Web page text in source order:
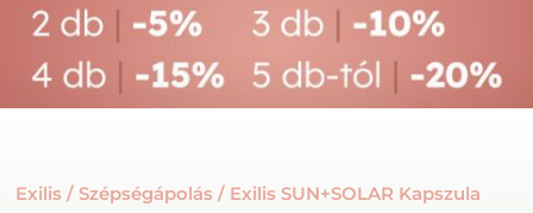
Exilis /Szépségápolás / Exilis SUN+SOLAR Kapszula